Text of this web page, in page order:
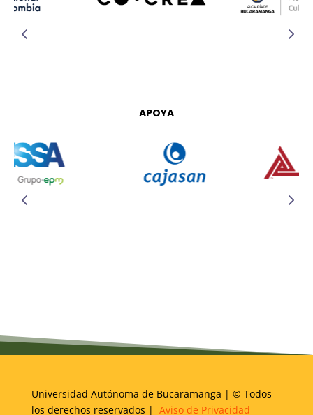
APOYA
Universidad Autónoma de Bucaramanga | © Todos
los derechos reservados | Aviso de Privacidad